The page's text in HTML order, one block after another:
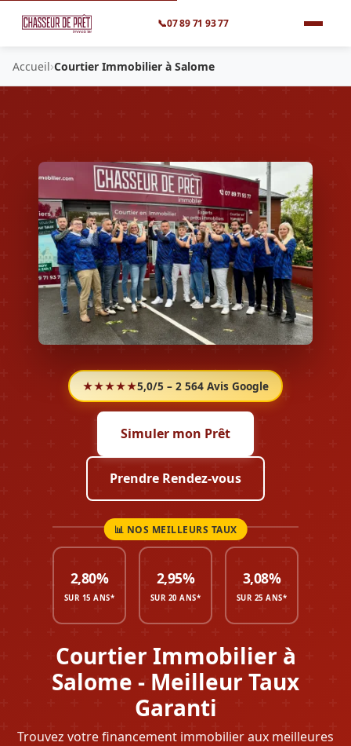
📞07 89 71 93 77
Accueil›Courtier Immobilier à Salome
★★★★★5,0/5 – 2 564 Avis Google
Courtier Immobilier à
Salome - Meilleur Taux
Garanti
Trouvez votre financement immobilier aux meilleures
Simuler mon Prêt
Prendre Rendez-vous
2,80%
SUR 15 ANS*
2,95%
SUR 20 ANS*
3,08%
SUR 25 ANS*